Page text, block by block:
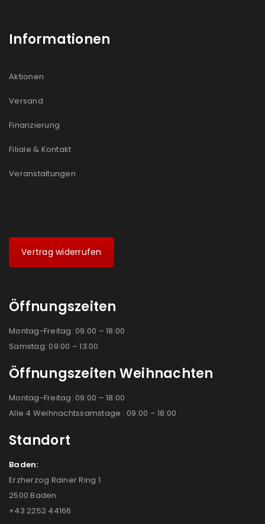
Informationen
Aktionen
Versand
Finanzierung
Filiale & Kontakt
Veranstaltungen
Vertrag widerrufen
Öffnungszeiten
Montag-Freitag: 09:00 – 18:00
Samstag: 09:00 – 13:00
Öffnungszeiten Weihnachten
Montag-Freitag: 09:00 – 18:00
Alle 4 Weihnachtssamstage : 09:00 – 18:00
Standort
Baden:
Erzherzog Rainer Ring 1
2500 Baden
+43 2252 44166